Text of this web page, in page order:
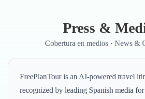
Press &
Cobertura en medios · News &
FreePlanTour is an AI-powered travel
recognized by leading Spanish media